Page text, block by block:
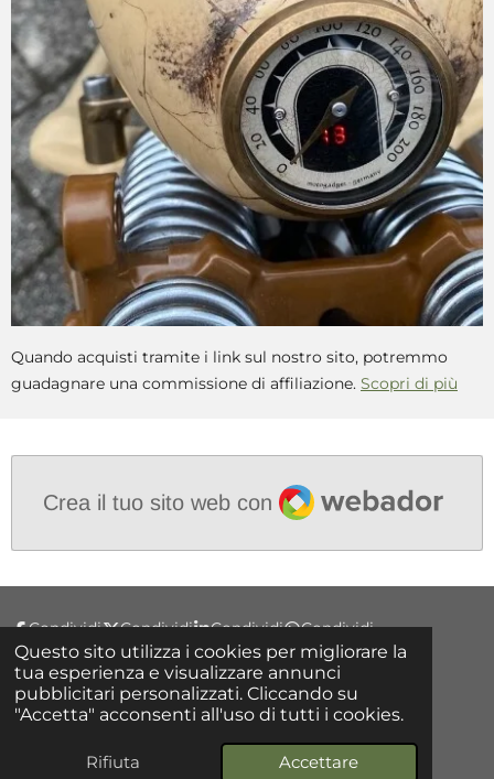
Questo sito utilizza i cookies per migliorare la
tua esperienza e visualizzare annunci
pubblicitari personalizzati. Cliccando su
"Accetta" acconsenti all'uso di tutti i cookies.
Rifiuta Accettare
Quando acquisti tramite i link sul nostro sito, potremmo
guadagnare una commissione di affiliazione. Scopri di più
Crea il tuo sito web con
Webador
Condividi Condividi Condividi Condividi
F
a
Fornito daWebador